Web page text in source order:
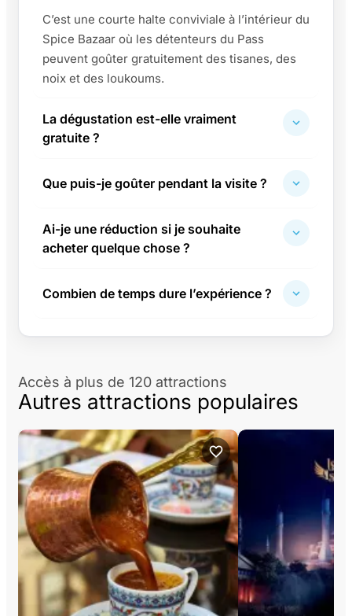
C’est une courte halte conviviale à l’intérieur du
Spice Bazaar où les détenteurs du Pass
peuvent goûter gratuitement des tisanes, des
noix et des loukoums.
La dégustation est-elle vraiment
gratuite ?
Que puis-je goûter pendant la visite ?
Ai-je une réduction si je souhaite
acheter quelque chose ?
Combien de temps dure l’expérience ?
Accès à plus de 120 attractions
Autres attractions populaires